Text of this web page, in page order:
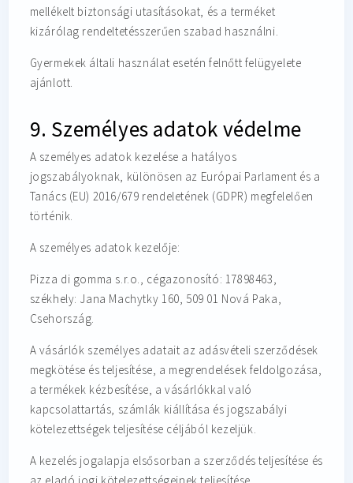
mellékelt biztonsági utasításokat, és a terméket
kizárólag rendeltetésszerűen szabad használni.
Gyermekek általi használat esetén felnőtt felügyelete
ajánlott.
9. Személyes adatok védelme
A személyes adatok kezelése a hatályos
jogszabályoknak, különösen az Európai Parlament és a
Tanács (EU) 2016/679 rendeletének (GDPR) megfelelően
történik.
A személyes adatok kezelője:
Pizza di gomma s.r.o., cégazonosító: 17898463,
székhely: Jana Machytky 160, 509 01 Nová Paka,
Csehország.
A vásárlók személyes adatait az adásvételi szerződések
megkötése és teljesítése, a megrendelések feldolgozása,
a termékek kézbesítése, a vásárlókkal való
kapcsolattartás, számlák kiállítása és jogszabályi
kötelezettségek teljesítése céljából kezeljük.
A kezelés jogalapja elsősorban a szerződés teljesítése és